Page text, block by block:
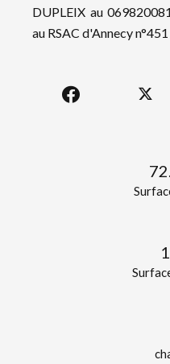
DUPLEIX au
au RSAC d'Annecy